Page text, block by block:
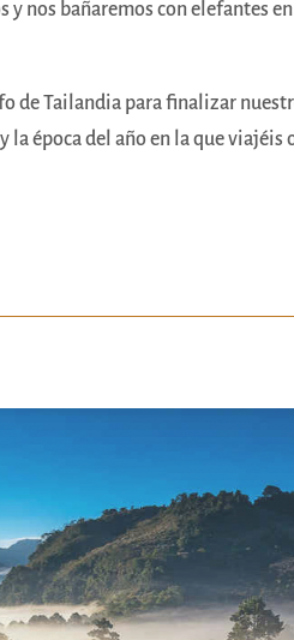
y nos bañaremos con elefantes
de Tailandia para finalizar
época del año en la que viajéis